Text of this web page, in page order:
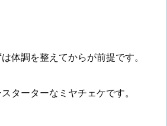
体調を整えてからが前提です。
ターターなミヤチェケです。